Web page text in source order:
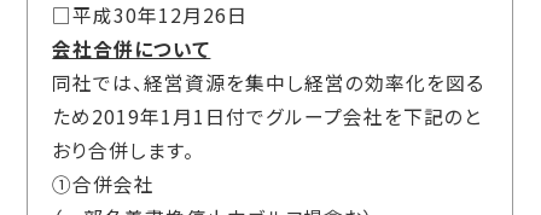
□平成30年12月26日
会社合併について
同社では、経営資源を集中し経営の効率化を図る
ため2019年1月1日付でグループ会社を下記のと
おり合併します。
①合併会社